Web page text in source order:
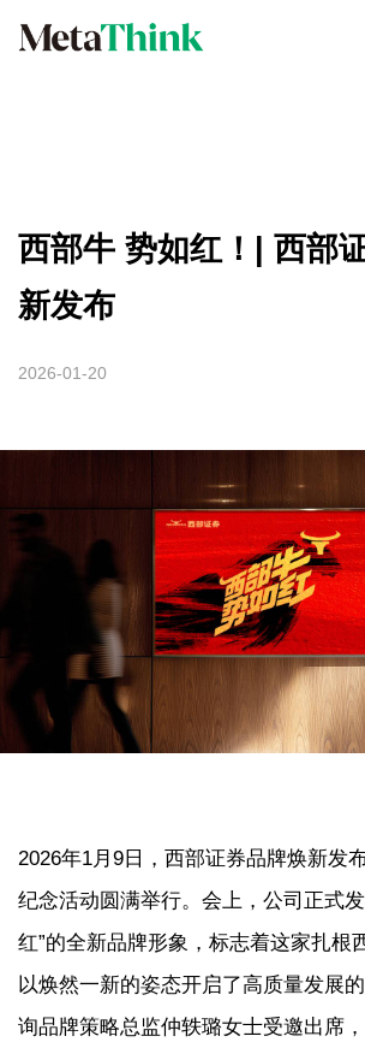
西部牛 势如红！| 西部
新发布
2026-01-20
2026年1月9日，西部证券品牌焕新发
纪念活动圆满举行。会上，公司正式
红”的全新品牌形象，标志着这家扎根
以焕然一新的姿态开启了高质量发展
询品牌策略总监仲轶璐女士受邀出席